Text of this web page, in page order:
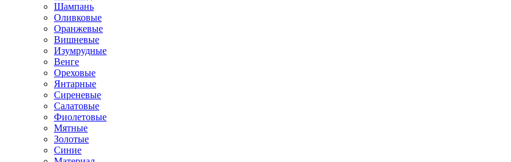
Шампань
Оливковые
Оранжевые
Вишневые
Изумрудные
Венге
Ореховые
Янтарные
Сиреневые
Салатовые
Фиолетовые
Мятные
Золотые
Синие